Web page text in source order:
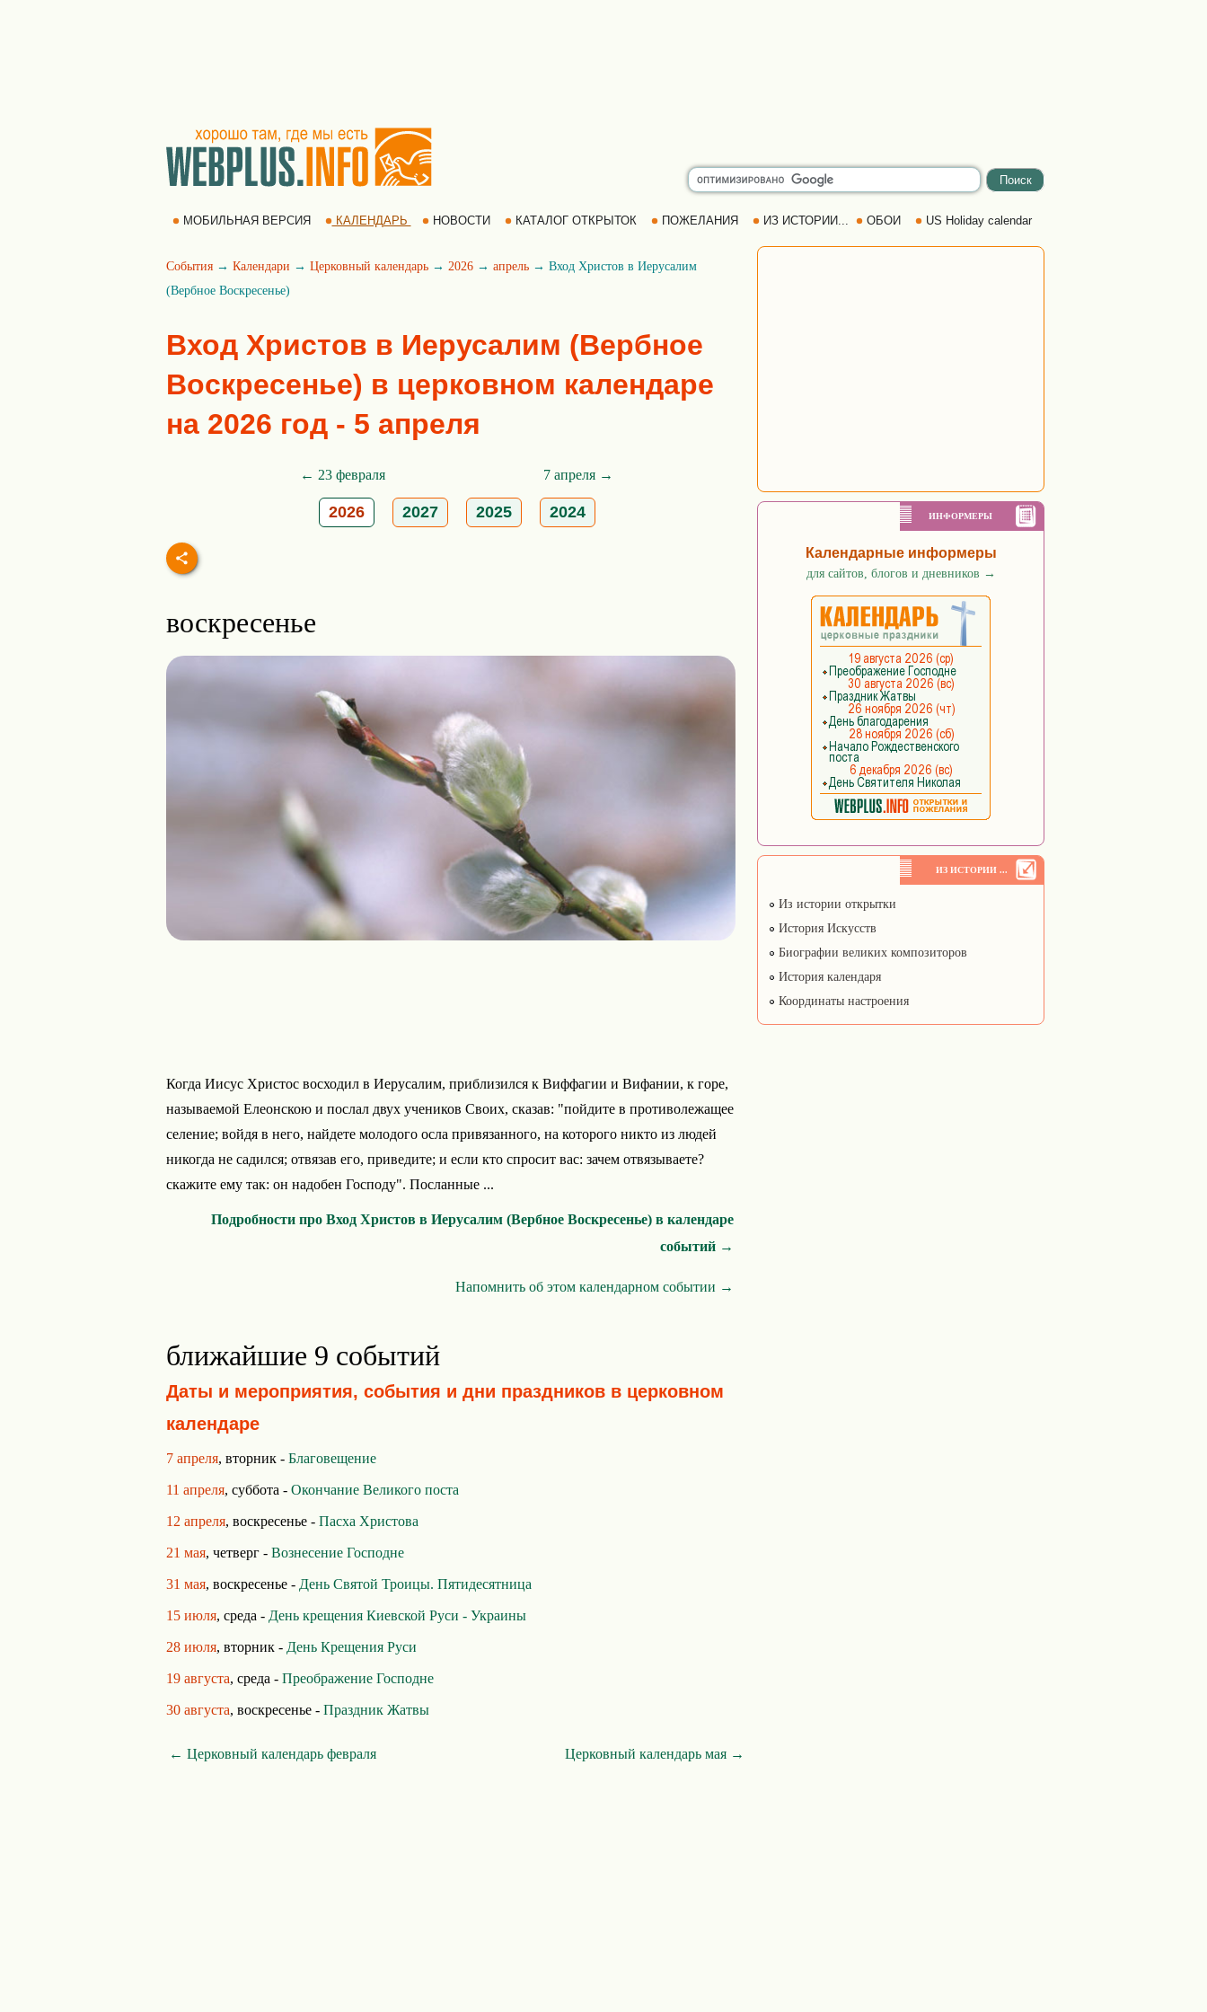
МОБИЛЬНАЯ ВЕРСИЯ КАЛЕНДАРЬ НОВОСТИ КАТАЛОГ ОТКРЫТОК ПОЖЕЛАНИЯ ИЗ ИСТОРИИ... ОБОИ US Holiday calendar
События → Календари → Церковный календарь → 2026 → апрель → Вход Христов в Иерусалим
(Вербное Воскресенье)
Вход Христов в Иерусалим (Вербное
Воскресенье) в церковном календаре
на 2026 год - 5 апреля
← 23 февраля 7 апреля →
2026 2027 2025 2024
воскресенье
Когда Иисус Христос восходил в Иерусалим, приблизился к Виффагии и Вифании, к горе,
называемой Елеонскою и послал двух учеников Своих, сказав: "пойдите в противолежащее
селение; войдя в него, найдете молодого осла привязанного, на которого никто из людей
никогда не садился; отвязав его, приведите; и если кто спросит вас: зачем отвязываете?
скажите ему так: он надобен Господу". Посланные ...
Подробности про Вход Христов в Иерусалим (Вербное Воскресенье) в календаре
событий →
Напомнить об этом календарном событии →
ближайшие 9 событий
Даты и мероприятия, события и дни праздников в церковном
календаре
7 апреля, вторник - Благовещение
11 апреля, суббота - Окончание Великого поста
12 апреля, воскресенье - Пасха Христова
21 мая, четверг - Вознесение Господне
31 мая, воскресенье - День Святой Троицы. Пятидесятница
15 июля, среда - День крещения Киевской Руси - Украины
28 июля, вторник - День Крещения Руси
19 августа, среда - Преображение Господне
30 августа, воскресенье - Праздник Жатвы
← Церковный календарь февраля Церковный календарь мая →
ИНФОРМЕРЫ
Календарные информеры
для сайтов, блогов и дневников →
ИЗ ИСТОРИИ ...
Из истории открытки
История Искусств
Биографии великих композиторов
История календаря
Координаты настроения